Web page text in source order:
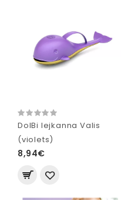
DolBi lejkanna Valis
(violets)
8,94€